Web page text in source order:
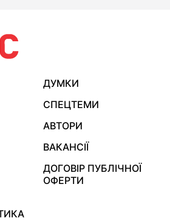
ДУМКИ
СПЕЦТЕМИ
АВТОРИ
ВАКАНСІЇ
ДОГОВІР ПУБЛІЧНОЇ
ОФЕРТИ